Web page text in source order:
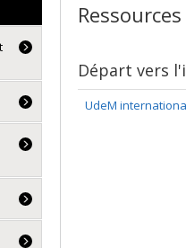
Départ vers
UdeM